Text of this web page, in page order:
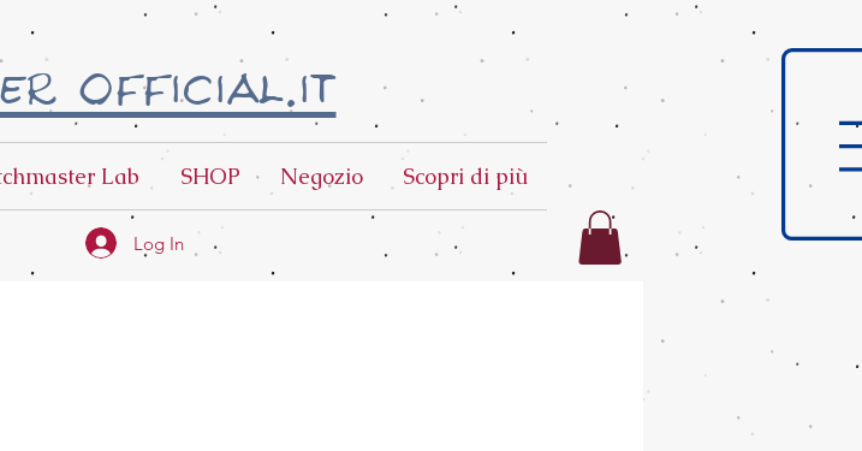
official.it
Lab SHOP Negozio Scopri di più
Log In